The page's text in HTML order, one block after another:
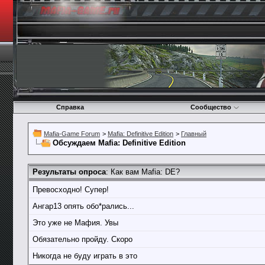
Справка Сообщество
Mafia-Game Forum > Mafia: Definitive Edition > Главный
Обсуждаем Mafia: Definitive Edition
Результаты опроса: Как вам Mafia: DE?
Превосходно! Супер!
Ангар13 опять обо*рались...
Это уже не Мафия. Увы
Обязательно пройду. Скоро
Никогда не буду играть в это